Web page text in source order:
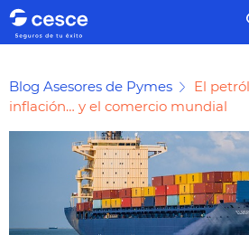
Blog Asesores de Pymes
El
inflación… y el comercio mundial